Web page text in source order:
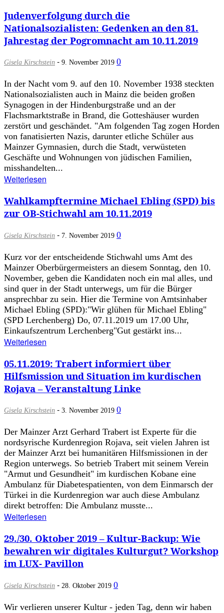
Judenverfolgung durch die
Nationalsozialisten: Gedenken an den 81.
Jahrestag der Pogromnacht am 10.11.2019
Gisela Kirschstein - 9. November 2019 0
In der Nacht vom 9. auf den 10. November 1938 steckten
Nationalsozialisten auch in Mainz die beiden großen
Synagogen in der Hindenburgstraße und an der
Flachsmarktstraße in Brand, die Gotteshäuser wurden
zerstört und geschändet. "Am folgenden Tag zogen Horden
von fanatisierten Nazis, darunter etliche Schüler aus
Mainzer Gymnasien, durch die Stadt, verwüsteten
Geschäfte und Wohnungen von jüdischen Familien,
misshandelten...
Weiterlesen
Wahlkampftermine Michael Ebling (SPD) bis
zur OB-Stichwahl am 10.11.2019
Gisela Kirschstein - 7. November 2019 0
Kurz vor der entscheidende Stichwahl ums Amt des
Mainzer Oberbürgermeisters an diesem Sonntag, den 10.
November, geben die Kandidaten noch ein mal alles, und
sind quer in der Stadt unterwegs, um für die Bürger
ansprechbar zu sein. Hier die Termine von Amtsinhaber
Michael Ebling (SPD):"Wir glühen für Michael Ebling"
(SPD Lerchenberg) Do, 07.11.2019 um 17.00 Uhr,
Einkaufszentrum Lerchenberg"Gut gestärkt ins...
Weiterlesen
05.11.2019: Trabert informiert über
Hilfsmission und Situation im kurdischen
Rojava – Veranstaltung Linke
Gisela Kirschstein - 3. November 2019 0
Der Mainzer Arzt Gerhard Trabert ist Experte für die
nordsyrische Kurdenregion Rojava, seit vielen Jahren ist
der Mainzer Arzt bei humanitären Hilfsmissionen in der
Region unterwegs. So betrieb Trabert mit seinem Verein
"Armut und Gesundheit" im kurdischen Kobane eine
Ambulanz für Diabetespatienten, von dem Einmarsch der
Türkei in die Kurdenregion war auch diese Ambulanz
direkt betroffen: Die Ambulanz musste...
Weiterlesen
29./30. Oktober 2019 – Kultur-Backup: Wie
bewahren wir digitales Kulturgut? Workshop
im LUX- Pavillon
Gisela Kirschstein - 28. Oktober 2019 0
Wir verlieren unserer Kultur - jeden Tag, denn wir haben